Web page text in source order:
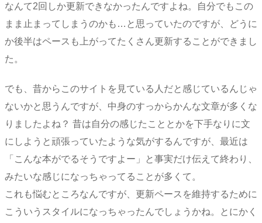
なんて2回しか更新できなかったんですよね。自分でもこの
まま止まってしまうのかも…と思っていたのですが、どうに
か後半はペースも上がってたくさん更新することができまし
た。
でも、昔からこのサイトを見ている人だと感じているんじゃ
ないかと思うんですが、中身のすっからかんな文章が多くな
りましたよね？ 昔は自分の感じたこととかを下手なりに文
にしようと頑張っていたような気がするんですが、最近は
「こんな本がでるそうですよー」と事実だけ伝えて終わり、
みたいな感じになっちゃってることが多くて。
これも悩むところなんですが、更新ペースを維持するために
こういうスタイルになっちゃったんでしょうかね。とにかく